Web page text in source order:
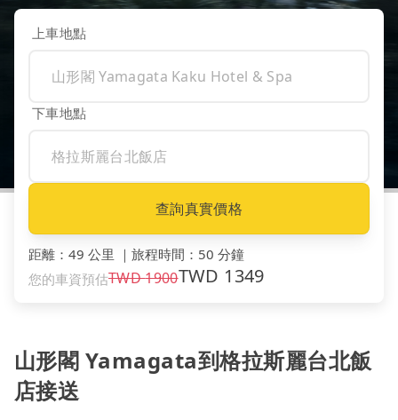
上車地點
下車地點
查詢真實價格
距離 ： 49 公里 ｜ 旅程時間 ： 50 分鐘
您的車資預估TWD1900TWD 1349
山形閣 Yamagata到格拉斯麗台北飯
店接送